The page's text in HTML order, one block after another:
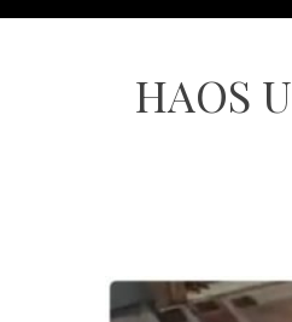
HAOS